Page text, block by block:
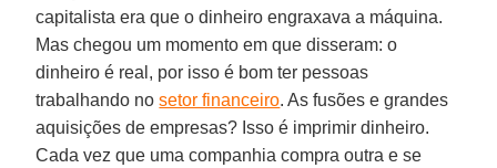
capitalista era que o dinheiro engraxava a máquina.
Mas chegou um momento em que disseram: o
dinheiro é real, por isso é bom ter pessoas
trabalhando nosetor financeiro. As fusões e grandes
aquisições de empresas? Isso é imprimir dinheiro.
Cada vez que uma companhia compra outra e se